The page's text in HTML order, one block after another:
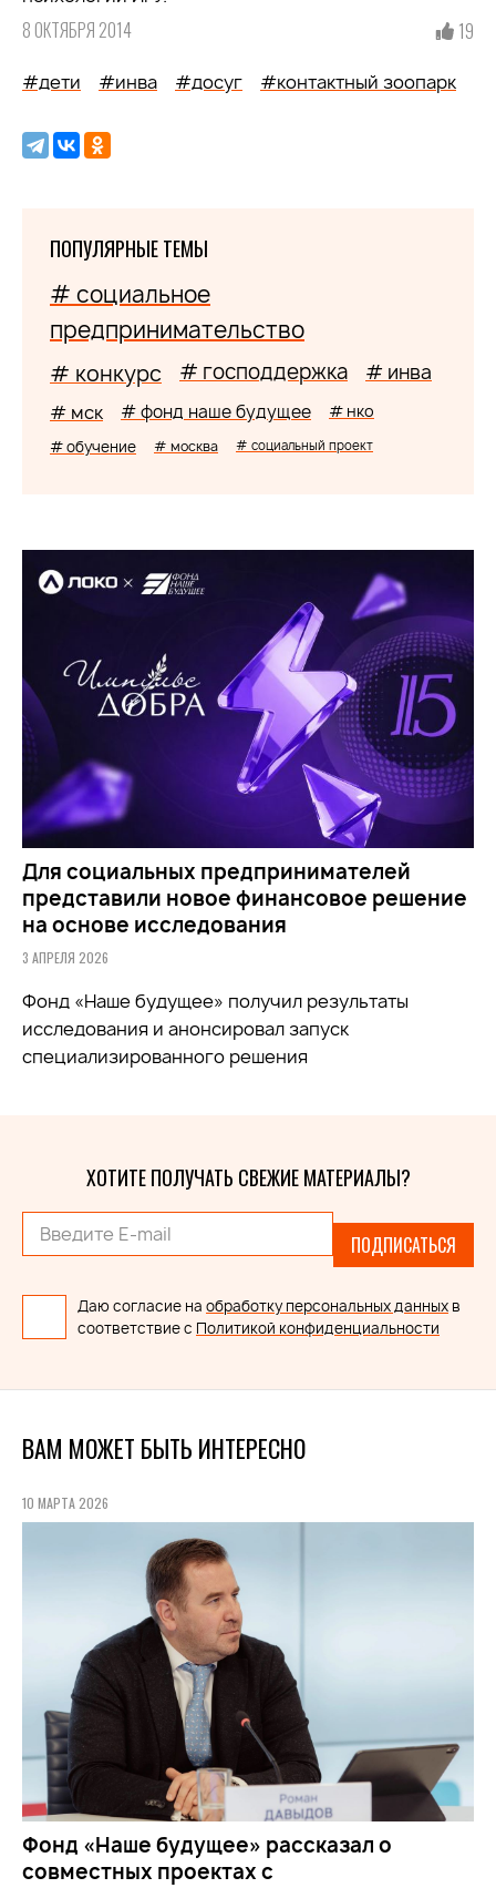
8 ОКТЯБРЯ 2014 19
#дети #инва #досуг #контактный зоопарк
ПОПУЛЯРНЫЕ ТЕМЫ
# социальное
предпринимательство
# конкурс # господдержка # инва
# мск # фонд наше будущее # нко
# обучение # москва # социальный проект
Для социальных предпринимателей
представили новое финансовое решение
на основе исследования
3 АПРЕЛЯ 2026
Фонд «Наше будущее» получил результаты
исследования и анонсировал запуск
специализированного решения
ХОТИТЕ ПОЛУЧАТЬ СВЕЖИЕ МАТЕРИАЛЫ?
ПОДПИСАТЬСЯ
Даю согласие на обработку персональных данных в
соответствие с Политикой конфиденциальности
ВАМ МОЖЕТ БЫТЬ ИНТЕРЕСНО
10 МАРТА 2026
Фонд «Наше будущее» рассказал о
совместных проектах с